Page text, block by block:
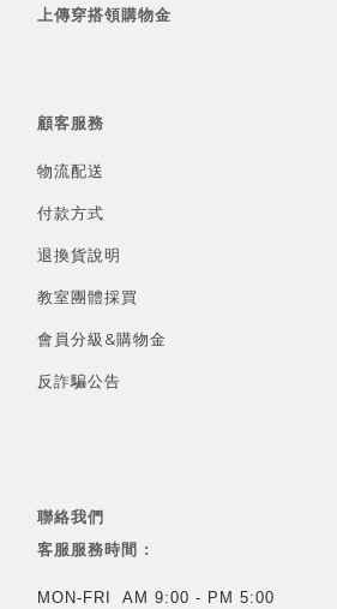
上傳穿搭領購物金
顧客服務
物流配送
付款方式
退換貨說明
教室團體採買
會員分級&購物金
反詐騙公告
聯絡我們
客服服務時間 :
MON-FRI AM 9:00 - PM 5:00